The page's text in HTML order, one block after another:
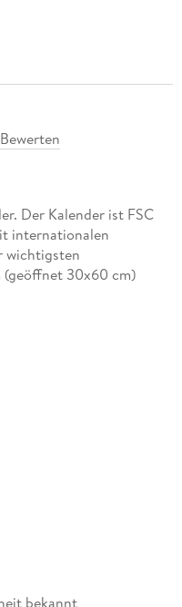
Bewerten
Der Kalender ist FSC
internationalen
wichtigsten
30x60 cm)
bekannt